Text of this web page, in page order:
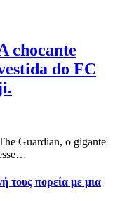
chocante
do FC
Guardian, o gigante
τους πορεία με μια